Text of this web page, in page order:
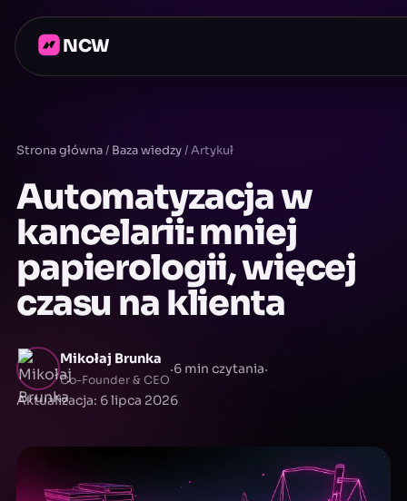
NCW
Strona główna/ Baza wiedzy/Artykuł
Automatyzacja w
kancelarii: mniej
papierologii, więcej
czasu na klienta
Mikołaj Brunka
Co-Founder & CEO
·6 min czytania·
Aktualizacja: 6 lipca 2026